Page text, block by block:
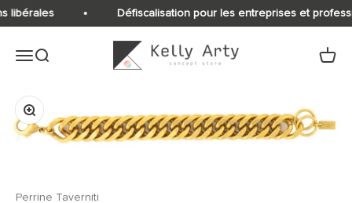
Passer au contenu
libérales Défiscalisation pour les entreprises et
Ouvrir la navigation
Ouvrir la recherche
Kelly Arty
Voir
Zoomer sur l'image
Perrine Taverniti